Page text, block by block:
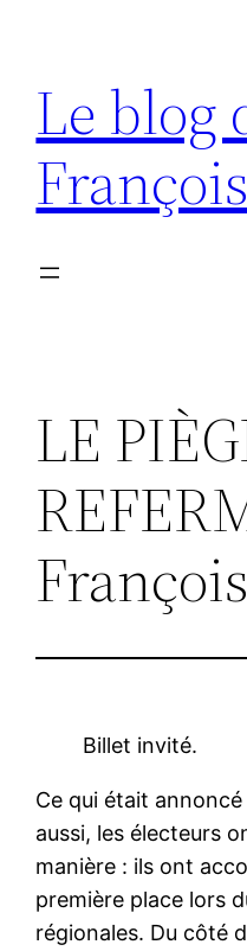
contenu
Le blog
LE
Billet invité.
Ce qui était
aussi, les électeurs
manière : ils ont
première place lors
régionales. Du côté